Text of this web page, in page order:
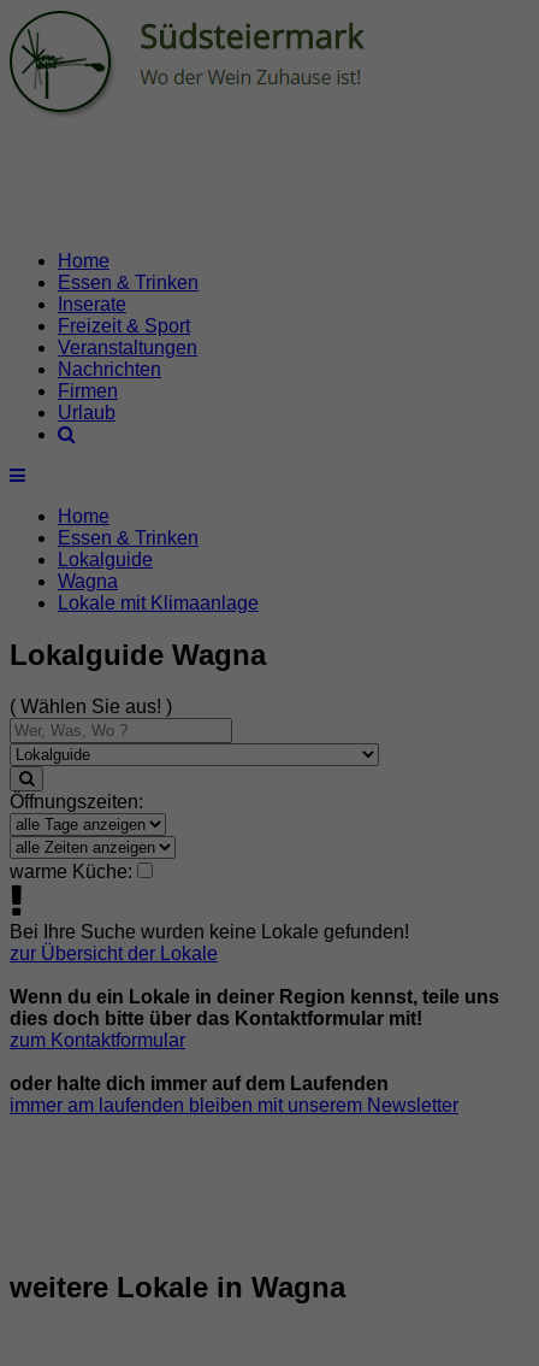
Home
Essen & Trinken
Inserate
Freizeit & Sport
Veranstaltungen
Nachrichten
Firmen
Urlaub
Home
Essen & Trinken
Lokalguide
Wagna
Lokale mit Klimaanlage
Lokalguide Wagna
( Wählen Sie aus! )
Öffnungszeiten:
warme Küche:
Bei Ihre Suche wurden keine Lokale gefunden!
zur Übersicht der Lokale
Wenn du ein Lokale in deiner Region kennst, teile uns
dies doch bitte über das Kontaktformular mit!
zum Kontaktformular
oder halte dich immer auf dem Laufenden
immer am laufenden bleiben mit unserem Newsletter
weitere Lokale in Wagna